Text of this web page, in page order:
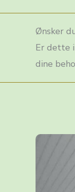
Ønsker
Er dette
dine